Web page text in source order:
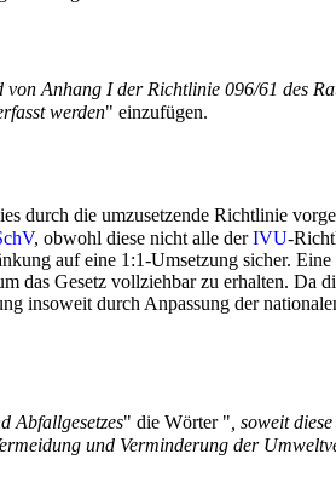
von Anhang I der Richtlinie 096/61 des
werden" einzufügen.
durch die umzusetzende Richtlinie
, obwohl diese nicht alle derIVU-
auf eine 1:1-Umsetzung sicher. Eine
das Gesetz vollziehbar zu erhalten. Da
insoweit durch Anpassung der
Abfallgesetzes" die Wörter " , soweit
und Verminderung der